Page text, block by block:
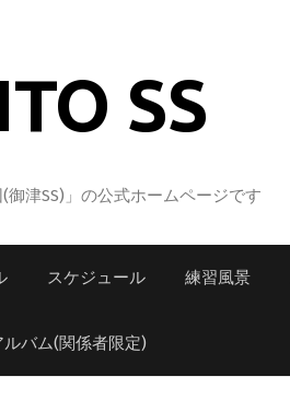
SS
津SS)」の公式ホームページです
スケジュール 練習風景
ルバム(関係者限定)